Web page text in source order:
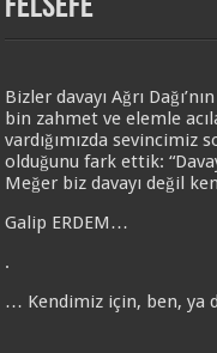
FELSEFE
Bizler davayı Ağrı
bin zahmet ve elemle
vardığımızda sevincimiz
olduğunu fark ettik:
Meğer biz davayı değil
Galip ERDEM…
.
… Kendimiz için, ben, ya